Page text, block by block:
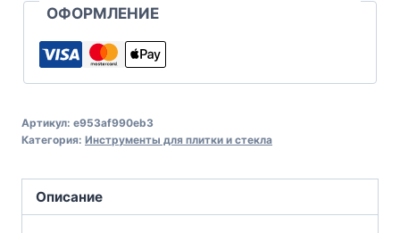
ОФОРМЛЕНИЕ
Артикул: e953af990eb3
Категория: Инструменты для плитки и стекла
Описание